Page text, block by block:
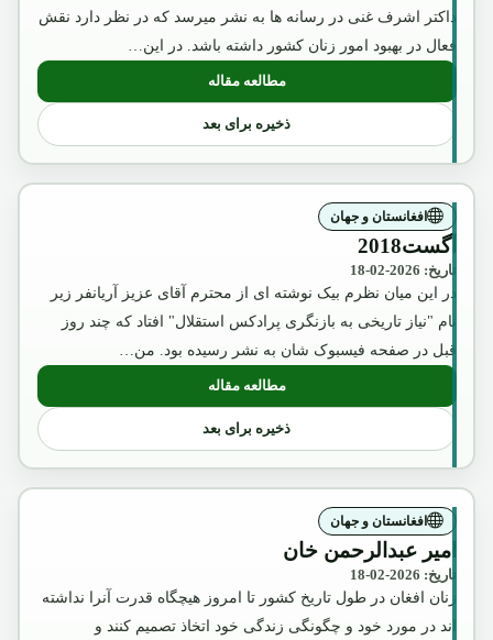
داکتر اشرف غنی در رسانه ها به نشر میرسد که در نظر دارد نقش
فعال در بهبود امور زنان کشور داشته باشد. در این…
مطالعه مقاله: عکس تقلبی و تبلیغاتی ملکه ثریا که
ذخیره برای بعد
افغانستان و جهان
آگست2018
تاریخ: 2026-02-18
در این میان نظرم بیک نوشته ای از محترم آقای عزیز آریانفر زیر
نام "نیاز تاریخی به بازنگری پرادکس استقلال" افتاد که چند روز
قبل در صفحه فیسبوک شان به نشر رسیده بود. من…
مطالعه مقاله
: آگست2018
ذخیره برای بعد
افغانستان و جهان
امیر عبدالرحمن خان
تاریخ: 2026-02-18
زنان افغان در طول تاریخ کشور تا امروز هیچگاه قدرت آنرا نداشته
اند در مورد خود و چگونگی زندگی خود اتخاذ تصمیم کنند و